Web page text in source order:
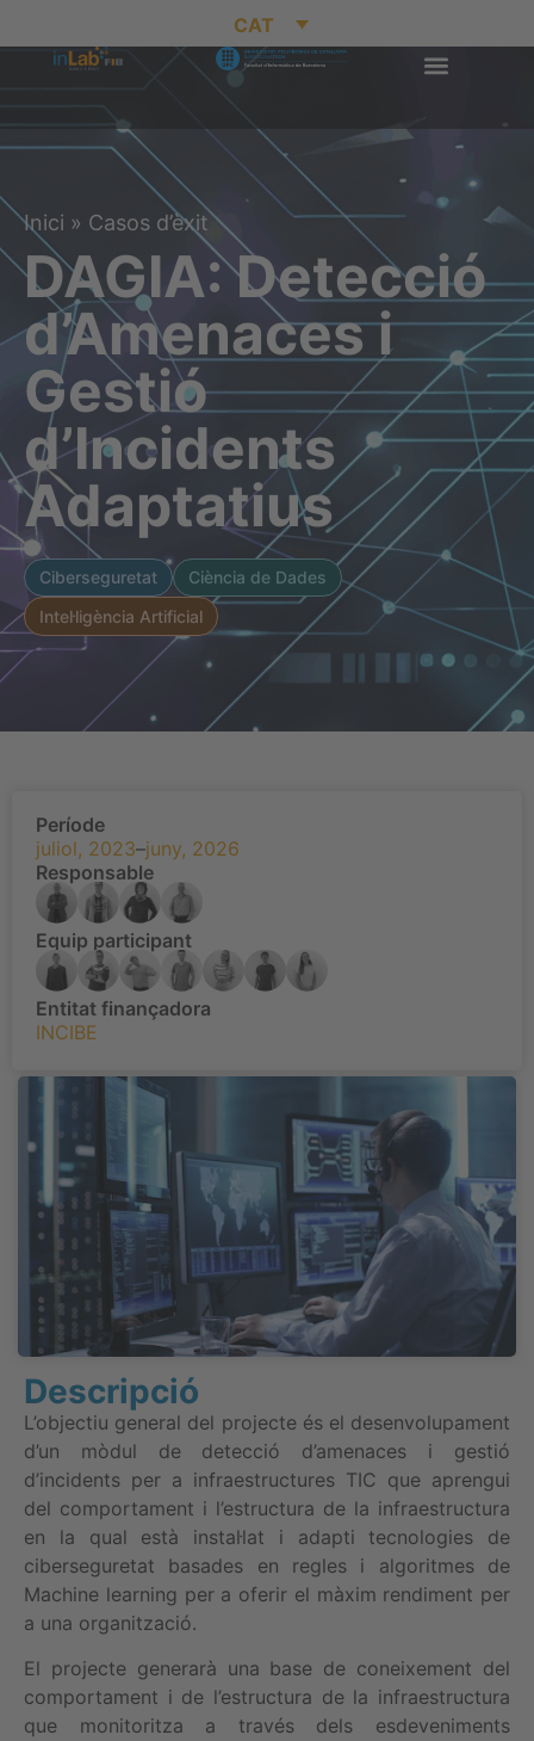
CAT
Inici » Casos d’èxit
DAGIA: Detecció
d’Amenaces i
Gestió
d’Incidents
Adaptatius
Ciberseguretat
Ciència de Dades
Intel·ligència Artificial
Descripció
L’objectiu general del projecte és el desenvolupament
d’un mòdul de detecció d’amenaces i gestió
d’incidents per a infraestructures TIC que aprengui
del comportament i l’estructura de la infraestructura
en la qual està instal·lat i adapti tecnologies de
ciberseguretat basades en regles i algoritmes de
Machine learning per a oferir el màxim rendiment per
a una organització.
El projecte generarà una base de coneixement del
comportament i de l’estructura de la infraestructura
que monitoritza a través dels esdeveniments
Període
juliol, 2023–juny, 2026
Responsable
Equip participant
Entitat finançadora
INCIBE